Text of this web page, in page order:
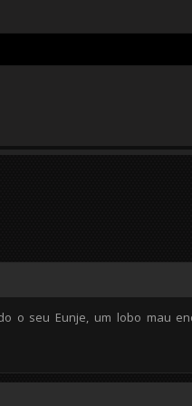
o seu Eunje, um lobo mau